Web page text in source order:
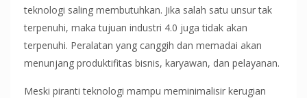
teknologi saling membutuhkan. Jika salah satu unsur tak
terpenuhi, maka tujuan industri 4.0 juga tidak akan
terpenuhi. Peralatan yang canggih dan memadai akan
menunjang produktifitas bisnis, karyawan, dan pelayanan.
Meski piranti teknologi mampu meminimalisir kerugian